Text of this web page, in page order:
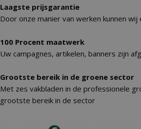
Laagste prijsgarantie
Door onze manier van werken kunnen
100 Procent maatwerk
Uw campagnes, artikelen, banners zijn
Grootste bereik in de groene sector
Met zes vakbladen in de professionele
grootste bereik in de sector